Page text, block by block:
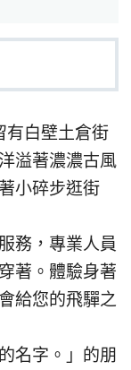
有白壁土倉街
溢著濃濃古風
小碎步逛街
務，專業人員
著。體驗身著
給您的飛驒之
名字。」的朋